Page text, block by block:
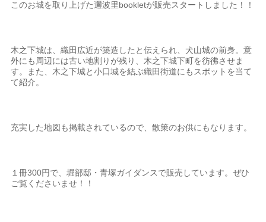
このお城を取り上げた邇波里bookletが販売スタートしました！！
木之下城は、織田広近が築造したと伝えられ、犬山城の前身。意
外にも周辺には古い地割りが残り、木之下城下町を彷彿させま
す。また、木之下城と小口城を結ぶ織田街道にもスポットを当て
て紹介。
充実した地図も掲載されているので、散策のお供にもなります。
１冊300円で、堀部邸・青塚ガイダンスで販売しています。ぜひ
ご覧くださいませ！！